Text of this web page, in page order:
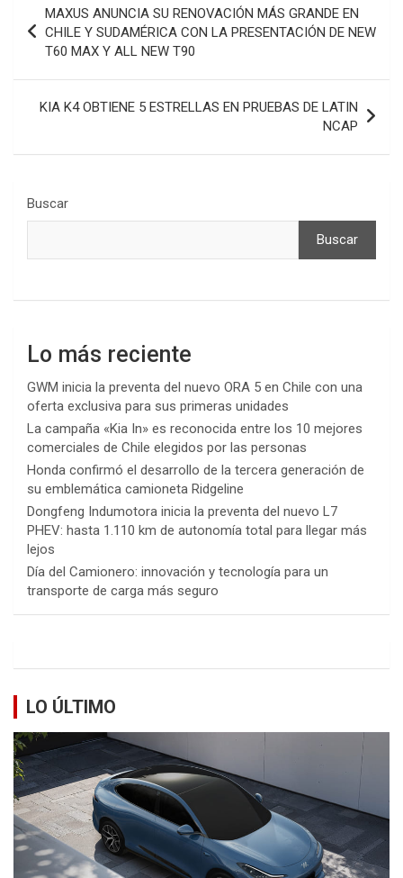
de
entradas
MAXUS ANUNCIA SU RENOVACIÓN MÁS GRANDE EN
CHILE Y SUDAMÉRICA CON LA PRESENTACIÓN DE NEW
T60 MAX Y ALL NEW T90
KIA K4 OBTIENE 5 ESTRELLAS EN PRUEBAS DE LATIN
NCAP
Buscar
Buscar
Lo más reciente
GWM inicia la preventa del nuevo ORA 5 en Chile con una
oferta exclusiva para sus primeras unidades
La campaña «Kia In» es reconocida entre los 10 mejores
comerciales de Chile elegidos por las personas
Honda confirmó el desarrollo de la tercera generación de
su emblemática camioneta Ridgeline
Dongfeng Indumotora inicia la preventa del nuevo L7
PHEV: hasta 1.110 km de autonomía total para llegar más
lejos
Día del Camionero: innovación y tecnología para un
transporte de carga más seguro
LO ÚLTIMO